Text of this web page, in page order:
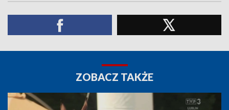
ZOBACZ TAKŻE